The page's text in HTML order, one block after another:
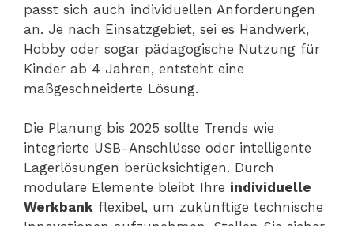
passt sich auch individuellen Anforderungen
an. Je nach Einsatzgebiet, sei es Handwerk,
Hobby oder sogar pädagogische Nutzung für
Kinder ab 4 Jahren, entsteht eine
maßgeschneiderte Lösung.
Die Planung bis 2025 sollte Trends wie
integrierte USB-Anschlüsse oder intelligente
Lagerlösungen berücksichtigen. Durch
modulare Elemente bleibt Ihre individuelle
Werkbank flexibel, um zukünftige technische